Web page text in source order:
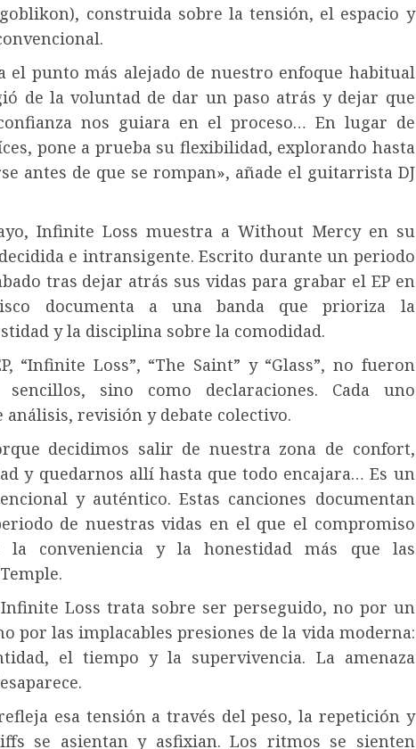
construida sobre la tensión, el espacio y
el punto más alejado de nuestro enfoque habitual
de la voluntad de dar un paso atrás y dejar que
nos guiara en el proceso… En lugar de
pone a prueba su flexibilidad, explorando hasta
antes de que se rompan», añade el guitarrista DJ
Infinite Loss muestra a Without Mercy en su
e intransigente. Escrito durante un periodo
tras dejar atrás sus vidas para grabar el EP en
documenta a una banda que prioriza la
y la disciplina sobre la comodidad.
“Infinite Loss”, “The Saint” y “Glass”, no fueron
sencillos, sino como declaraciones. Cada uno
análisis, revisión y debate colectivo.
decidimos salir de nuestra zona de confort,
y quedarnos allí hasta que todo encajara… Es un
y auténtico. Estas canciones documentan
de nuestras vidas en el que el compromiso
la conveniencia y la honestidad más que las
Loss trata sobre ser perseguido, no por un
por las implacables presiones de la vida moderna:
el tiempo y la supervivencia. La amenaza
esa tensión a través del peso, la repetición y
se asientan y asfixian. Los ritmos se sienten